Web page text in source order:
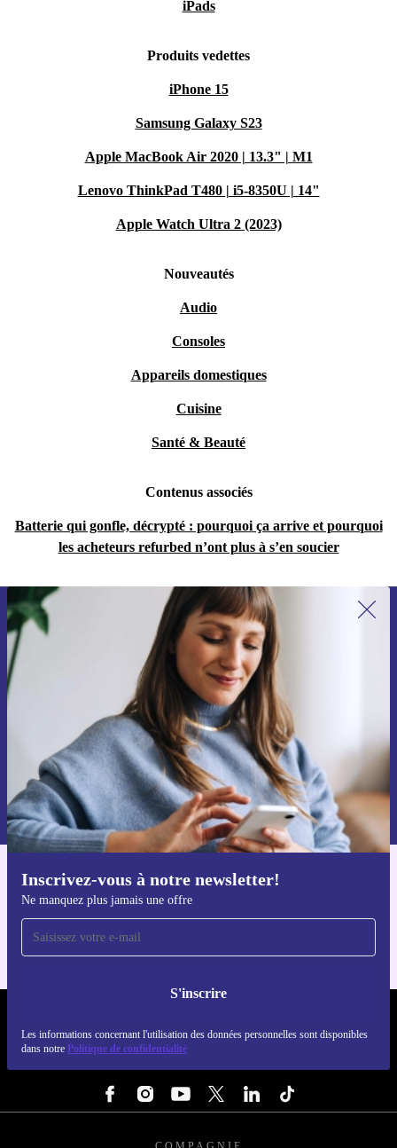
iPads
Produits vedettes
iPhone 15
Samsung Galaxy S23
Apple MacBook Air 2020 | 13.3" | M1
Lenovo ThinkPad T480 | i5-8350U | 14"
Apple Watch Ultra 2 (2023)
Nouveautés
Audio
Consoles
Appareils domestiques
Cuisine
Santé & Beauté
Contenus associés
Batterie qui gonfle, décrypté : pourquoi ça arrive et pourquoi
les acheteurs refurbed n’ont plus à s’en soucier
Inscrivez-vous à notre newsletter!
Ne manquez plus jamais une offre
S'inscrire
Les informations concernant l'utilisation des données personnelles sont disponibles
dans notre Politique de confidentialité
Recevoir offres et infos de refurbed
par mail
Ne manquez plus aucune offre.
S'inscrire
Retrouvez les informations sur l'utilisation des données personnelles
dans notre
politique de confidentialité.
Téléchargez l'application refurbed
Pour iOS et Android